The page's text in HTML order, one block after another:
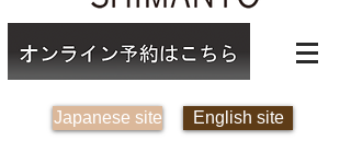
Japanese site English site